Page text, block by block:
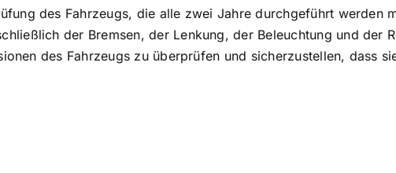
des Fahrzeugs, die alle zwei Jahre durchgeführt werden
der Bremsen, der Lenkung, der Beleuchtung und der
des Fahrzeugs zu überprüfen und sicherzustellen, dass